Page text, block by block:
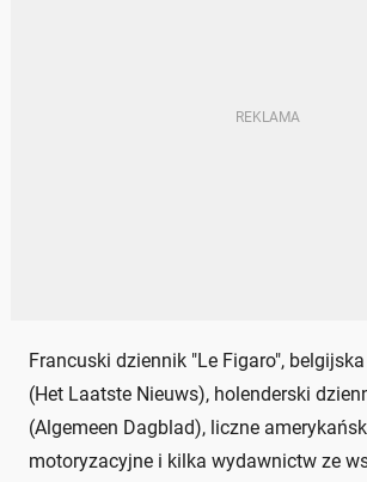
Francuski dziennik "Le Figaro",
(Het Laatste Nieuws), holenderski
(Algemeen Dagblad), liczne
motoryzacyjne i kilka wydawnictw ze